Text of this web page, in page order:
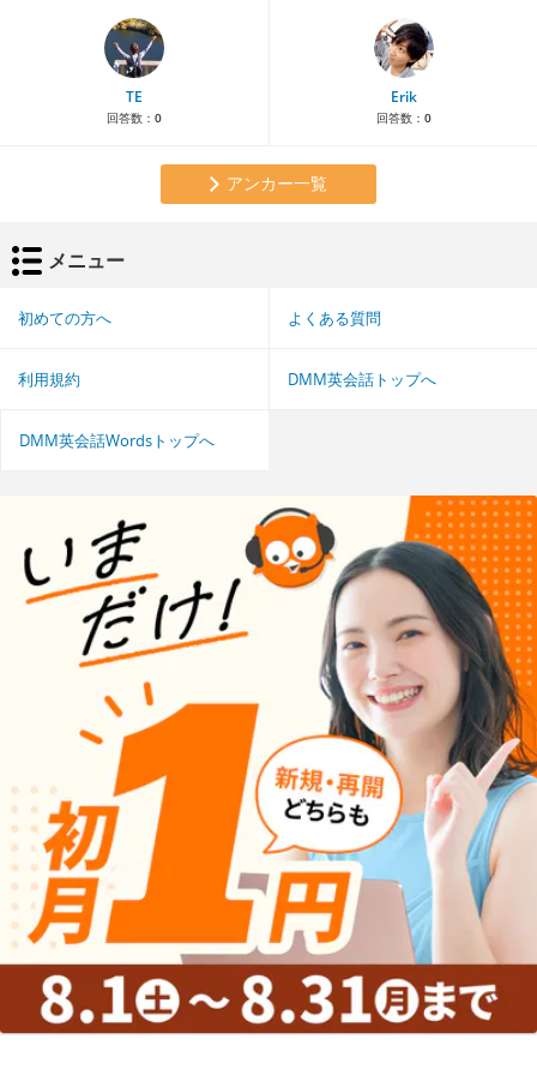
TE
回答数： 0
Erik
回答数： 0
アンカー一覧
メニュー
初めての方へ よくある質問
利用規約 DMM英会話トップへ
DMM英会話Wordsトップへ